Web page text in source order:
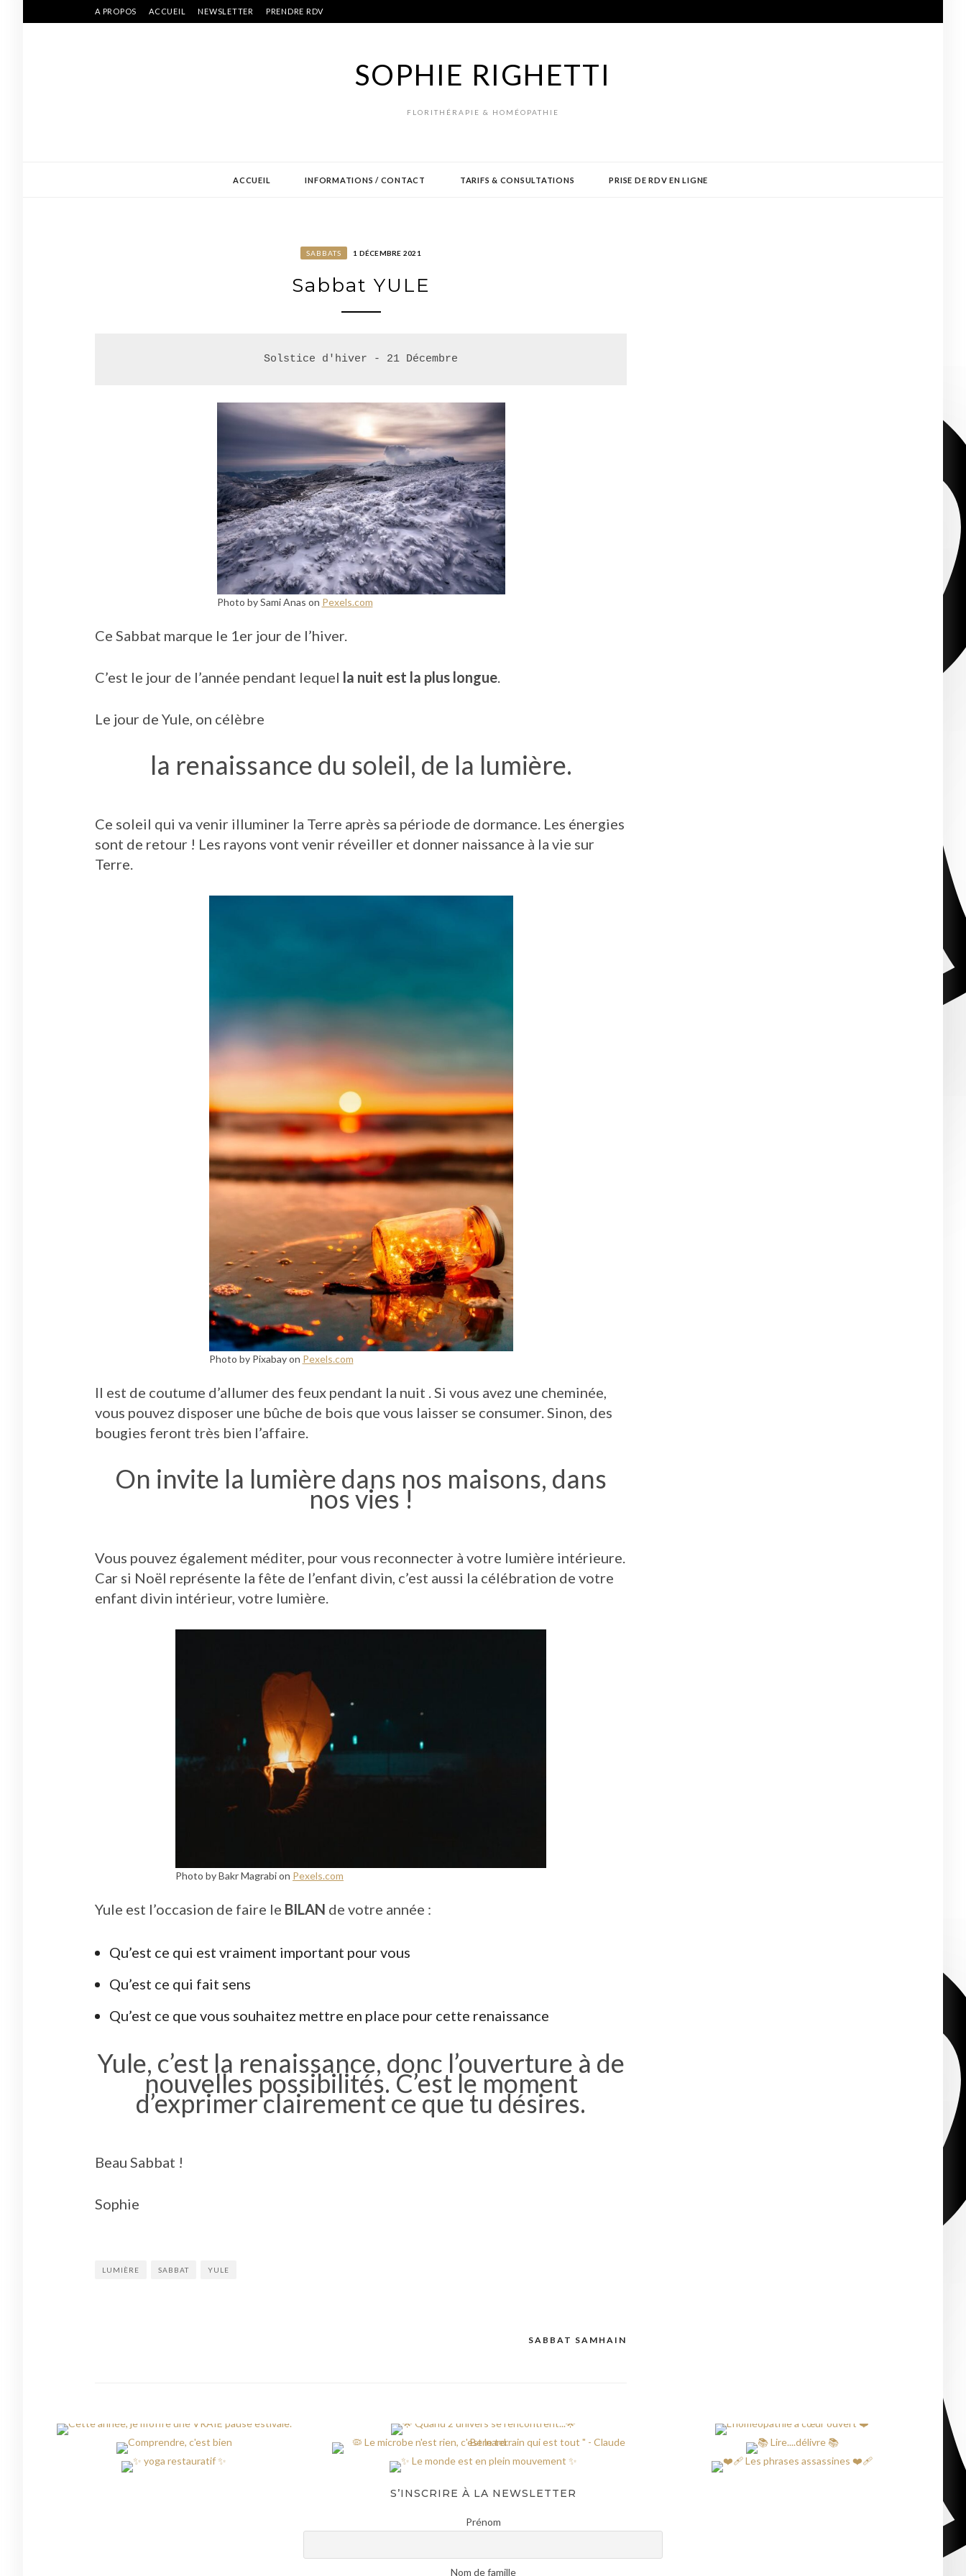
to
A PROPOS ACCUEIL NEWSLETTER PRENDRE RDV
SOPHIE RIGHETTI
FLORITHÉRAPIE & HOMÉOPATHIE
ACCUEIL INFORMATIONS / CONTACT TARIFS & CONSULTATIONS PRISE DE RDV EN LIGNE
SABBATS 1 DÉCEMBRE 2021
Sabbat YULE
Solstice d'hiver - 21 Décembre
Photo by Sami Anas on Pexels.com
Ce Sabbat marque le 1er jour de l’hiver.
C’est le jour de l’année pendant lequel la nuit est la plus longue.
Le jour de Yule, on célèbre
la renaissance du soleil, de la lumière.
Ce soleil qui va venir illuminer la Terre après sa période de dormance. Les énergies
sont de retour ! Les rayons vont venir réveiller et donner naissance à la vie sur
Terre.
Photo by Pixabay on Pexels.com
Il est de coutume d’allumer des feux pendant la nuit . Si vous avez une cheminée,
vous pouvez disposer une bûche de bois que vous laisser se consumer. Sinon, des
bougies feront très bien l’affaire.
On invite la lumière dans nos maisons, dans
nos vies !
Vous pouvez également méditer, pour vous reconnecter à votre lumière intérieure.
Car si Noël représente la fête de l’enfant divin, c’est aussi la célébration de votre
enfant divin intérieur, votre lumière.
Photo by Bakr Magrabi on Pexels.com
Yule est l’occasion de faire le BILAN de votre année :
Qu’est ce qui est vraiment important pour vous
Qu’est ce qui fait sens
Qu’est ce que vous souhaitez mettre en place pour cette renaissance
Yule, c’est la renaissance, donc l’ouverture à de
nouvelles possibilités. C’est le moment
d’exprimer clairement ce que tu désires.
Beau Sabbat !
Sophie
LUMIÈRE SABBAT YULE
SABBAT SAMHAIN
S’INSCRIRE À LA NEWSLETTER
Prénom
Nom de famille